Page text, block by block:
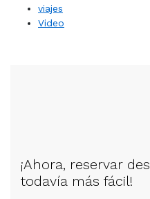
viajes
Video
¡Ahora, reservar
todavía más fácil!